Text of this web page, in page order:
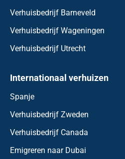
Verhuisbedrijf Barneveld
Verhuisbedrijf Wageningen
Verhuisbedrijf Utrecht
Internationaal verhuizen
Spanje
Verhuisbedrijf Zweden
Verhuisbedrijf Canada
Emigreren naar Dubai